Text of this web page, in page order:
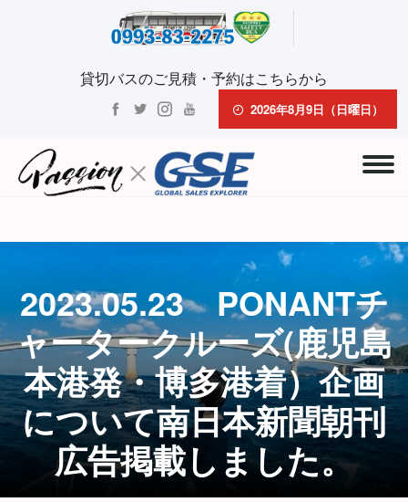
貸切バスのご見積・予約はこちらから
2026年8月9日（日曜日）
2023.05.23 PONANTチ
ャータークルーズ(鹿児島
本港発・博多港着）企画
について南日本新聞朝刊
広告掲載しました。